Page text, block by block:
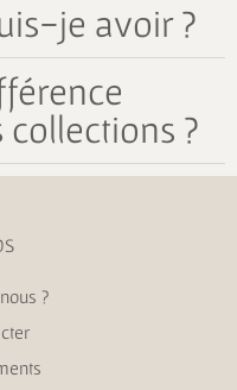
je avoir ?
collections ?
?